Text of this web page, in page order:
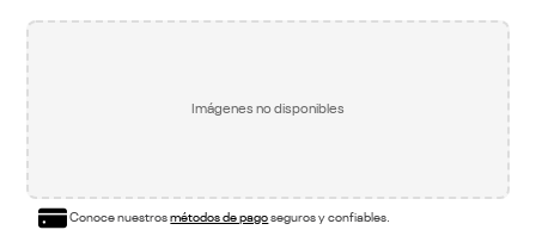
Imágenes no disponibles
Conoce nuestrosmétodos de pagoseguros y confiables.